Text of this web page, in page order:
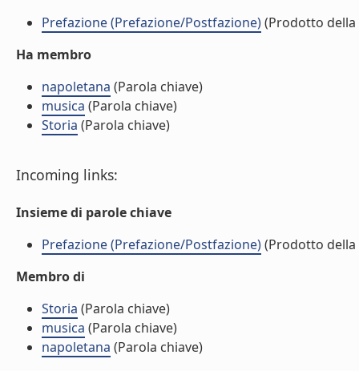
Prefazione (Prefazione/Postfazione)(Prodotto della
Ha membro
napoletana (Parola chiave)
musica (Parola chiave)
Storia (Parola chiave)
Incoming links:
Insieme di parole chiave
Prefazione (Prefazione/Postfazione)(Prodotto della
Membro di
Storia (Parola chiave)
musica (Parola chiave)
napoletana (Parola chiave)